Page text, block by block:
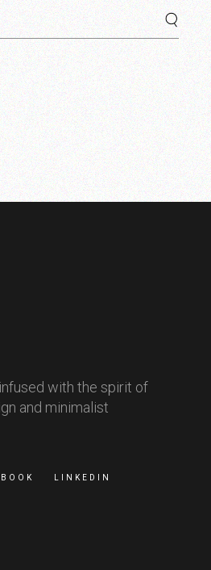
with the spirit of
and minimalist
LINKEDIN